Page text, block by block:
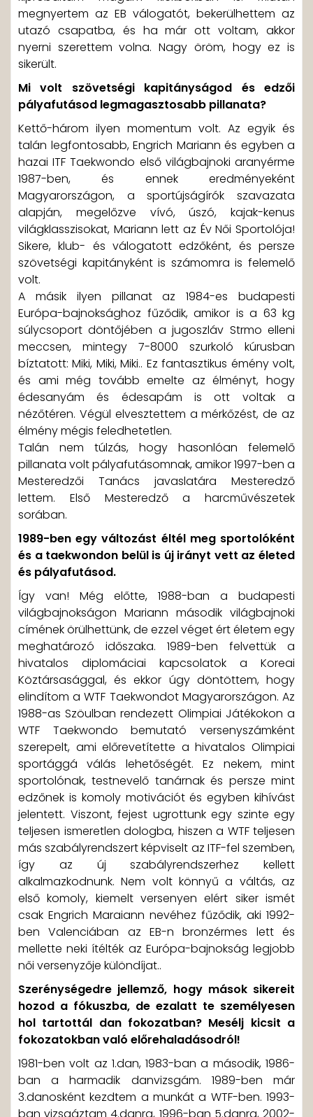
megnyertem az EB válogatót, bekerülhettem az
utazó csapatba, és ha már ott voltam, akkor
nyerni szerettem volna. Nagy öröm, hogy ez is
sikerült.
Mi volt szövetségi kapitányságod és edzői
pályafutásod legmagasztosabb pillanata?
Kettő-három ilyen momentum volt. Az egyik és
talán legfontosabb, Engrich Mariann és egyben a
hazai ITF Taekwondo első világbajnoki aranyérme
1987-ben, és ennek eredményeként
Magyarországon, a sportújságírók szavazata
alapján, megelőzve vívó, úszó, kajak-kenus
világklasszisokat, Mariann lett az Év Női Sportolója!
Sikere, klub- és válogatott edzőként, és persze
szövetségi kapitányként is számomra is felemelő
volt.
A másik ilyen pillanat az 1984-es budapesti
Európa-bajnoksághoz fűződik, amikor is a 63 kg
súlycsoport döntőjében a jugoszláv Strmo elleni
meccsen, mintegy 7-8000 szurkoló kúrusban
bíztatott: Miki, Miki, Miki.. Ez fantasztikus émény volt,
és ami még tovább emelte az élményt, hogy
édesanyám és édesapám is ott voltak a
nézőtéren. Végül elvesztettem a mérkőzést, de az
élmény mégis feledhetetlen.
Talán nem túlzás, hogy hasonlóan felemelő
pillanata volt pályafutásomnak, amikor 1997-ben a
Mesteredzői Tanács javaslatára Mesteredző
lettem. Első Mesteredző a harcművészetek
sorában.
1989-ben egy változást éltél meg sportolóként
és a taekwondon belül is új irányt vett az életed
és pályafutásod.
Így van! Még előtte, 1988-ban a budapesti
világbajnokságon Mariann második világbajnoki
címének örülhettünk, de ezzel véget ért életem egy
meghatározó időszaka. 1989-ben felvettük a
hivatalos diplomáciai kapcsolatok a Koreai
Köztársasággal, és ekkor úgy döntöttem, hogy
elindítom a WTF Taekwondot Magyarországon. Az
1988-as Szöulban rendezett Olimpiai Játékokon a
WTF Taekwondo bemutató versenyszámként
szerepelt, ami előrevetítette a hivatalos Olimpiai
sportággá válás lehetőségét. Ez nekem, mint
sportolónak, testnevelő tanárnak és persze mint
edzőnek is komoly motivációt és egyben kihívást
jelentett. Viszont, fejest ugrottunk egy szinte egy
teljesen ismeretlen dologba, hiszen a WTF teljesen
más szabályrendszert képviselt az ITF-fel szemben,
így az új szabályrendszerhez kellett
alkalmazkodnunk. Nem volt könnyű a váltás, az
első komoly, kiemelt versenyen elért siker ismét
csak Engrich Maraiann nevéhez fűződik, aki 1992-
ben Valenciában az EB-n bronzérmes lett és
mellette neki ítélték az Európa-bajnokság legjobb
női versenyzője különdíjat..
Szerénységedre jellemző, hogy mások sikereit
hozod a fókuszba, de ezalatt te személyesen
hol tartottál dan fokozatban? Mesélj kicsit a
fokozatokban való előrehaladásodról!
1981-ben volt az 1.dan, 1983-ban a második, 1986-
ban a harmadik danvizsgám. 1989-ben már
3.danosként kezdtem a munkát a WTF-ben. 1993-
ban vizsgáztam 4.danra, 1996-ban 5.danra, 2002-